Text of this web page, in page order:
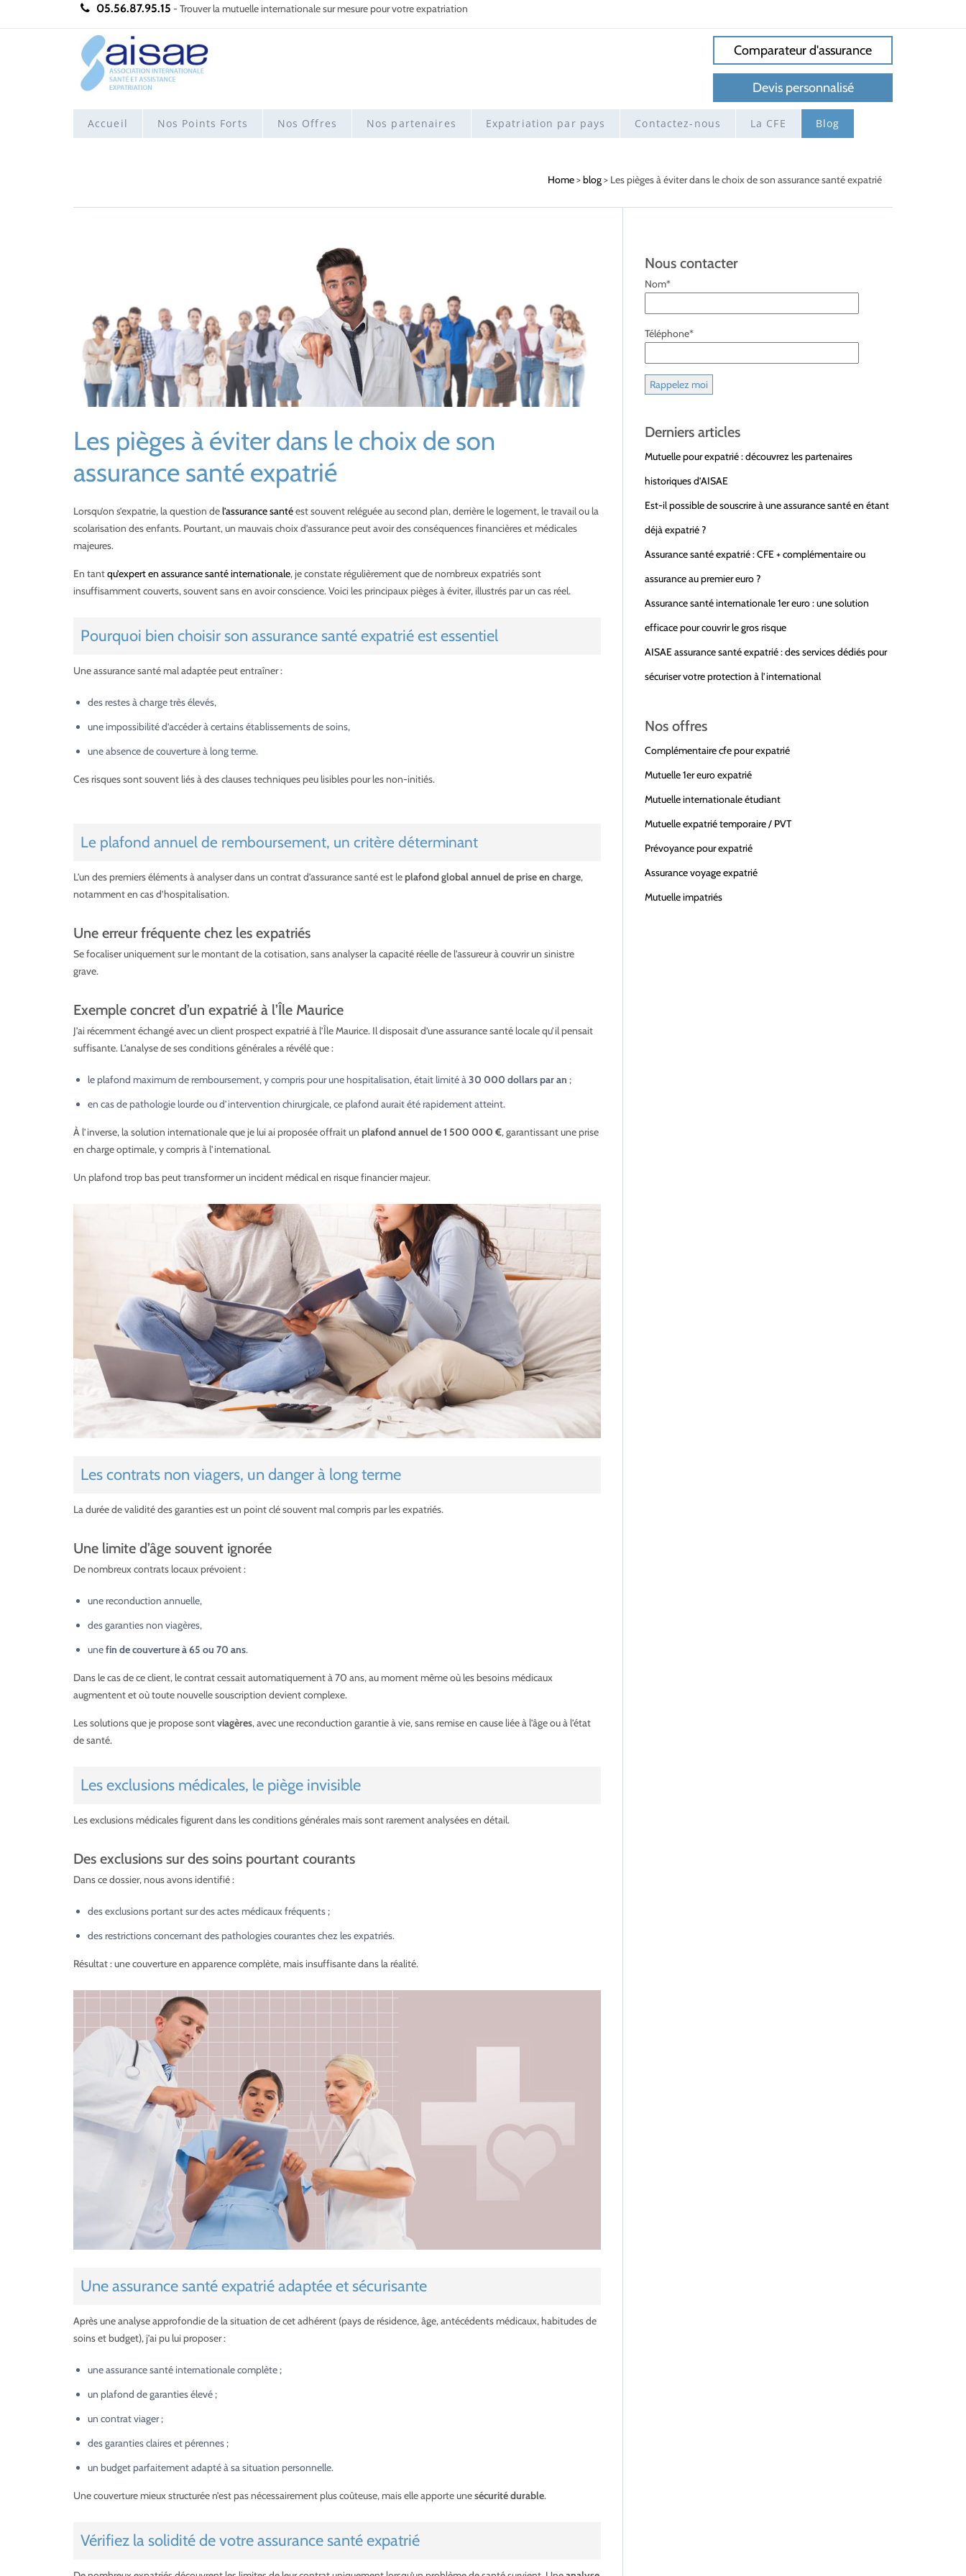
05.56.87.95.15 - Trouver la mutuelle internationale sur mesure pour votre expatriation
Comparateur d'assurance
Devis personnalisé
Accueil Nos Points Forts Nos Offres Nos partenaires Expatriation par pays Contactez-nous La CFE Blog
Home>blog> Les pièges à éviter dans le choix de son assurance santé expatrié
Les pièges à éviter dans le choix de son
assurance santé expatrié
Lorsqu’on s’expatrie, la question del’assurance santéest souvent reléguée au second plan, derrière le logement, le travail ou la
scolarisation des enfants. Pourtant, un mauvais choix d’assurance peut avoir des conséquences financières et médicales
majeures.
En tantqu’expert en assurance santé internationale, je constate régulièrement que de nombreux expatriés sont
insuffisamment couverts, souvent sans en avoir conscience. Voici les principaux pièges à éviter, illustrés par un cas réel.
Pourquoi bien choisir son assurance santé expatrié est essentiel
Une assurance santé mal adaptée peut entraîner :
des restes à charge très élevés,
une impossibilité d’accéder à certains établissements de soins,
une absence de couverture à long terme.
Ces risques sont souvent liés à des clauses techniques peu lisibles pour les non-initiés.
Le plafond annuel de remboursement, un critère déterminant
L’un des premiers éléments à analyser dans un contrat d’assurance santé est leplafond global annuel de prise en charge,
notamment en cas d’hospitalisation.
Une erreur fréquente chez les expatriés
Se focaliser uniquement sur le montant de la cotisation, sans analyser la capacité réelle de l’assureur à couvrir un sinistre
grave.
Exemple concret d’un expatrié à l’Île Maurice
J’ai récemment échangé avec un client prospect expatrié à l’Île Maurice. Il disposait d’une assurance santé locale qu’il pensait
suffisante. L’analyse de ses conditions générales a révélé que :
le plafond maximum de remboursement, y compris pour une hospitalisation, était limité à30 000 dollars par an ;
en cas de pathologie lourde ou d’intervention chirurgicale, ce plafond aurait été rapidement atteint.
À l’inverse, la solution internationale que je lui ai proposée offrait un plafond annuel de 1 500 000 €, garantissant une prise
en charge optimale, y compris à l’international.
Un plafond trop bas peut transformer un incident médical en risque financier majeur.
Les contrats non viagers, un danger à long terme
La durée de validité des garanties est un point clé souvent mal compris par les expatriés.
Une limite d’âge souvent ignorée
De nombreux contrats locaux prévoient :
une reconduction annuelle,
des garanties non viagères,
unefin de couverture à 65 ou 70 ans.
Dans le cas de ce client, le contrat cessait automatiquement à 70 ans, au moment même où les besoins médicaux
augmentent et où toute nouvelle souscription devient complexe.
Les solutions que je propose sontviagères, avec une reconduction garantie à vie, sans remise en cause liée à l’âge ou à l’état
de santé.
Les exclusions médicales, le piège invisible
Les exclusions médicales figurent dans les conditions générales mais sont rarement analysées en détail.
Des exclusions sur des soins pourtant courants
Dans ce dossier, nous avons identifié :
des exclusions portant sur des actes médicaux fréquents ;
des restrictions concernant des pathologies courantes chez les expatriés.
Résultat : une couverture en apparence complète, mais insuffisante dans la réalité.
Une assurance santé expatrié adaptée et sécurisante
Après une analyse approfondie de la situation de cet adhérent (pays de résidence, âge, antécédents médicaux, habitudes de
soins et budget), j’ai pu lui proposer :
une assurance santé internationale complète ;
un plafond de garanties élevé ;
un contrat viager ;
des garanties claires et pérennes ;
un budget parfaitement adapté à sa situation personnelle.
Une couverture mieux structurée n’est pas nécessairement plus coûteuse, mais elle apporte unesécurité durable.
Vérifiez la solidité de votre assurance santé expatrié
Nous contacter
Nom*
Téléphone*
Derniers articles
Mutuelle pour expatrié : découvrez les partenaires
historiques d’AISAE
Est-il possible de souscrire à une assurance santé en étant
déjà expatrié ?
Assurance santé expatrié : CFE + complémentaire ou
assurance au premier euro ?
Assurance santé internationale 1er euro : une solution
efficace pour couvrir le gros risque
AISAE assurance santé expatrié : des services dédiés pour
sécuriser votre protection à l’international
Nos offres
Complémentaire cfe pour expatrié
Mutuelle 1er euro expatrié
Mutuelle internationale étudiant
Mutuelle expatrié temporaire / PVT
Prévoyance pour expatrié
Assurance voyage expatrié
Mutuelle impatriés